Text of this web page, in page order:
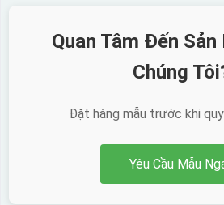
Quan Tâm Đến Sản
Chúng
Đặt hàng mẫu trước khi
Yêu Cầu Mẫu